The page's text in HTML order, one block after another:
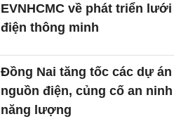
EVNHCMC về phát triển lưới
điện thông minh
Đồng Nai tăng tốc các dự án
nguồn điện, củng cố an ninh
năng lượng